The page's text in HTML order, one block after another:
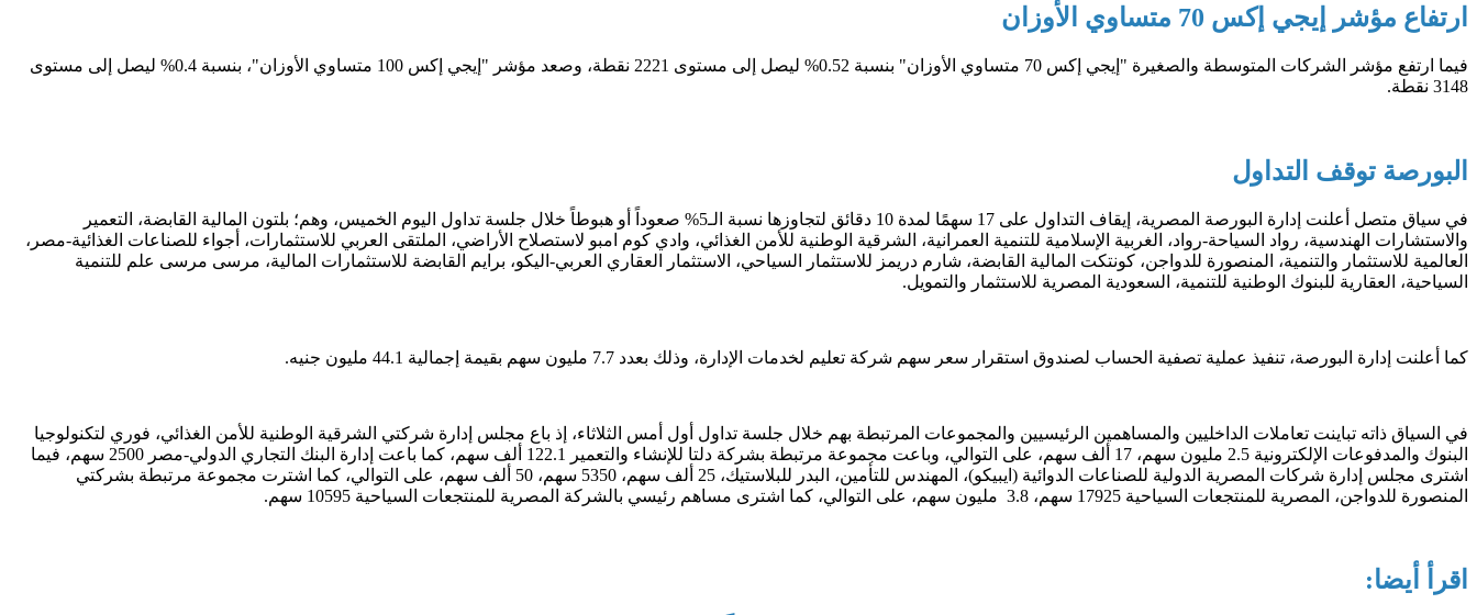
ارتفاع مؤشر إيجي إكس 70 متساوي الأوزان
فيما ارتفع مؤشر الشركات المتوسطة والصغيرة "إيجي إكس 70 متساوي الأوزان" بنسبة 0.52% ليصل إلى مستوى 2221 نقطة، وصعد مؤشر "إيجي إكس 100 متساوي الأوزان"، بنسبة 0.4% ليصل إلى مستوى
3148 نقطة.
البورصة توقف التداول
في سياق متصل أعلنت إدارة البورصة المصرية، إيقاف التداول على 17 سهمًا لمدة 10 دقائق لتجاوزها نسبة الـ5% صعوداً أو هبوطاً خلال جلسة تداول اليوم الخميس، وهم؛ بلتون المالية القابضة، التعمير
والاستشارات الهندسية، رواد السياحة-رواد، الغربية الإسلامية للتنمية العمرانية، الشرقية الوطنية للأمن الغذائي، وادي كوم امبو لاستصلاح الأراضي، الملتقى العربي للاستثمارات، أجواء للصناعات الغذائية-مصر،
العالمية للاستثمار والتنمية، المنصورة للدواجن، كونتكت المالية القابضة، شارم دريمز للاستثمار السياحي، الاستثمار العقاري العربي-اليكو، برايم القابضة للاستثمارات المالية، مرسى مرسى علم للتنمية
السياحية، العقارية للبنوك الوطنية للتنمية، السعودية المصرية للاستثمار والتمويل.
كما أعلنت إدارة البورصة، تنفيذ عملية تصفية الحساب لصندوق استقرار سعر سهم شركة تعليم لخدمات الإدارة، وذلك بعدد 7.7 مليون سهم بقيمة إجمالية 44.1 مليون جنيه.
في السياق ذاته تباينت تعاملات الداخليين والمساهمين الرئيسيين والمجموعات المرتبطة بهم خلال جلسة تداول أول أمس الثلاثاء، إذ باع مجلس إدارة شركتي الشرقية الوطنية للأمن الغذائي، فوري لتكنولوجيا
البنوك والمدفوعات الإلكترونية 2.5 مليون سهم، 17 ألف سهم، على التوالي، وباعت مجموعة مرتبطة بشركة دلتا للإنشاء والتعمير 122.1 ألف سهم، كما باعت إدارة البنك التجاري الدولي-مصر 2500 سهم، فيما
اشترى مجلس إدارة شركات المصرية الدولية للصناعات الدوائية (ايبيكو)، المهندس للتأمين، البدر للبلاستيك، 25 ألف سهم، 5350 سهم، 50 ألف سهم، على التوالي، كما اشترت مجموعة مرتبطة بشركتي
المنصورة للدواجن، المصرية للمنتجعات السياحية 17925 سهم، 3.8 مليون سهم، على التوالي، كما اشترى مساهم رئيسي بالشركة المصرية للمنتجعات السياحية 10595 سهم.
اقرأ أيضا: